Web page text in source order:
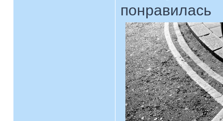
понравилась